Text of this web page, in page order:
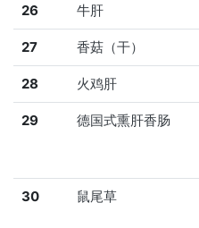
26 牛肝
27 香菇（干）
28 火鸡肝
29 德国式熏肝香肠
30 鼠尾草